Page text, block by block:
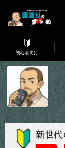
初心者向け
※弊サイトはアフィ